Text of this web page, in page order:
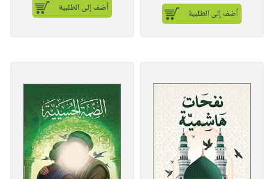
أضف إلى الطلبية أضف إلى الطلبية